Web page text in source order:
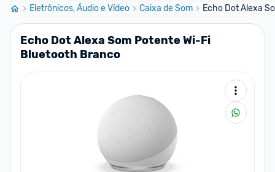
Eletrônicos, Áudio e Vídeo Caixa de Som Echo Dot Alexa
Echo Dot Alexa Som Potente Wi-Fi
Bluetooth Branco